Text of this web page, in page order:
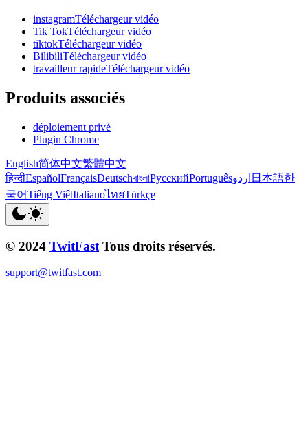
instagramTéléchargeur vidéo
Tik TokTéléchargeur vidéo
tiktokTéléchargeur vidéo
BilibiliTéléchargeur vidéo
travailleur rapideTéléchargeur vidéo
Produits associés
déploiement privé
Plugin Chrome
English简体中文繁體中文
हिन्दीEspañolFrançaisDeutschবাংলাРусскийPortuguêsاردو 日本語한
국어Tiếng ViệtItalianoไทยTürkçe
© 2024 TwitFast Tous droits réservés.
support@twitfast.com